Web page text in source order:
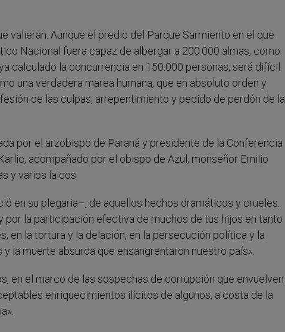
valieran. Aunque el predio del Parque Sarmiento en el que
Nacional fuera capaz de albergar a 200.000 almas, como
calculado la concurrencia en 150.000 personas, será difícil
una verdadera marea humana, que en absoluto orden y
de las culpas, arrepentimiento y pedido de perdón de la
por el arzobispo de Paraná y presidente de la Conferencia
acompañado por el obispo de Azul, monseñor Emilio
y varios laicos.
en su plegaria–, de aquellos hechos dramáticos y crueles.
la participación efectiva de muchos de tus hijos en tanto
en la tortura y la delación, en la persecución política y la
la muerte absurda que ensangrentaron nuestro país».
en el marco de las sospechas de corrupción que envuelven
enriquecimientos ilícitos de algunos, a costa de la